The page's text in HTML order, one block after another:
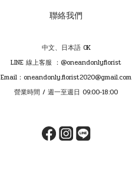
聯絡我們
中文、日本語 OK
LINE 線上客服 ：@oneandonlyflorist
Email：oneandonly.florist2020@gmail.com
營業時間 / 週一至週日 09:00-18:00